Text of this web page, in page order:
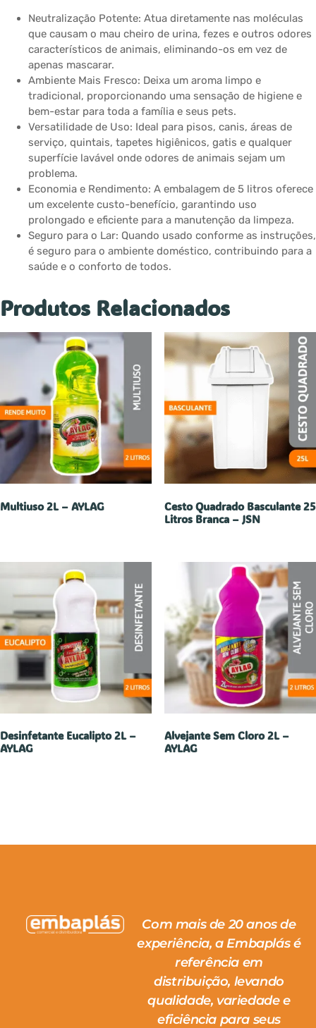
Neutralização Potente: Atua diretamente nas moléculas
que causam o mau cheiro de urina, fezes e outros odores
característicos de animais, eliminando-os em vez de
apenas mascarar.
Ambiente Mais Fresco: Deixa um aroma limpo e
tradicional, proporcionando uma sensação de higiene e
bem-estar para toda a família e seus pets.
Versatilidade de Uso: Ideal para pisos, canis, áreas de
serviço, quintais, tapetes higiênicos, gatis e qualquer
superfície lavável onde odores de animais sejam um
problema.
Economia e Rendimento: A embalagem de 5 litros oferece
um excelente custo-benefício, garantindo uso
prolongado e eficiente para a manutenção da limpeza.
Seguro para o Lar: Quando usado conforme as instruções,
é seguro para o ambiente doméstico, contribuindo para a
saúde e o conforto de todos.
Produtos Relacionados
Multiuso 2L – AYLAG
Cesto Quadrado Basculante 25
Litros Branca – JSN
Desinfetante Eucalipto 2L –
AYLAG
Alvejante Sem Cloro 2L –
AYLAG
Com mais de 20 anos de
experiência, a Embaplás é
referência em
distribuição, levando
qualidade, variedade e
eficiência para seus